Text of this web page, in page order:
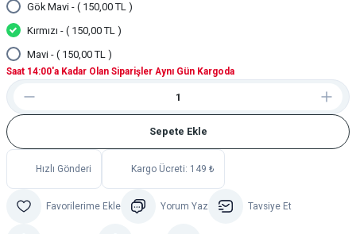
Saat 14:00'a Kadar Olan Siparişler Aynı Gün Kargoda
Gök Mavi - ( 150,00 TL )
Kırmızı - ( 150,00 TL )
Mavi - ( 150,00 TL )
Sepete Ekle
Hızlı Gönderi Kargo Ücreti: 149 ₺
Yorum Yaz Tavsiye Et